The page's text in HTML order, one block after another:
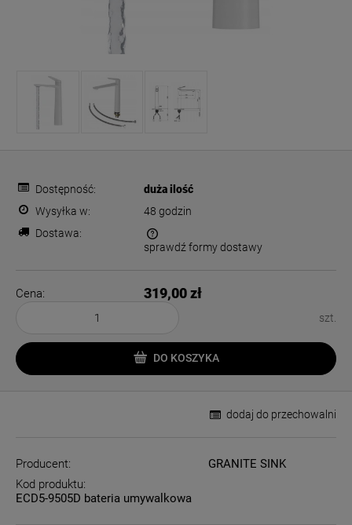
Dostępność:
duża ilość
Wysyłka w:
48 godzin
Dostawa:
Cena nie zawiera ewentualnych kosztów płatności
sprawdź formy dostawy
Cena: 319,00 zł
szt.
DO KOSZYKA
dodaj do przechowalni
Producent:
GRANITE SINK
Kod produktu:
ECD5-9505D bateria umywalkowa